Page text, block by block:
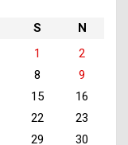
S
N
1
2
8
9
15
16
22
23
29
30